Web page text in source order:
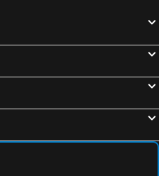
The Atrium Hotel
Hotel Schopenhauer Hof